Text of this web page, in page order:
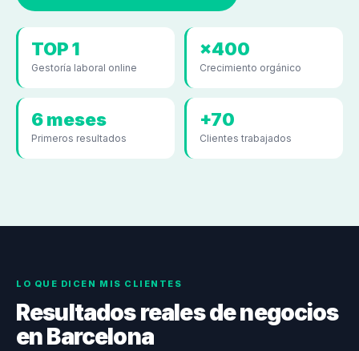
TOP 1
Gestoría laboral online
×400
Crecimiento orgánico
6 meses
Primeros resultados
+70
Clientes trabajados
LO QUE DICEN MIS CLIENTES
Resultados reales de negocios
en Barcelona